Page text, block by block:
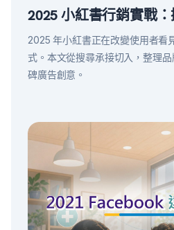
2025 小紅書行銷實戰
2025 年小紅書正在改變使用者看
式。本文從搜尋承接切入，整理
碑廣告創意。